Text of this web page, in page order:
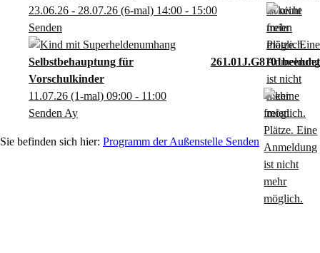
23.06.26 - 28.07.26 (6-mal) 14:00 - 15:00
Senden
Selbstbehauptung für
Vorschulkinder
261.01J.G8101
11.07.26 (1-mal) 09:00 - 11:00
Senden Ay
Programm der Außenstelle Senden